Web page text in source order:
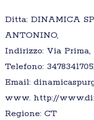
Ditta: DINAMICA
ANTONINO,
Indirizzo: Via Prima,
Telefono:
Email:
www. http://
Regione: CT